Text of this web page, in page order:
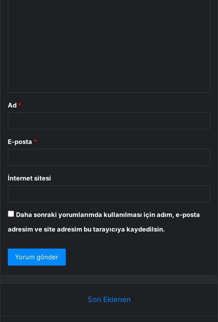
Ad *
E-posta *
İnternet sitesi
Daha sonraki yorumlarımda kullanılması için adım, e-posta
adresim ve site adresim bu tarayıcıya kaydedilsin.
Son Eklenen